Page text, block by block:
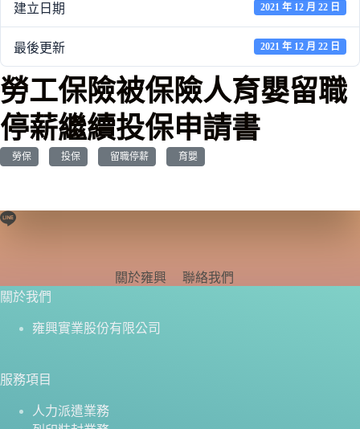
建立日期 2021 年 12 月 22 日
最後更新 2021 年 12 月 22 日
勞工保險被保險人育嬰留職
停薪繼續投保申請書
勞保 投保 留職停薪 育嬰
關於雍興
聯絡我們
關於我們
雍興實業股份有限公司
服務項目
人力派遣業務